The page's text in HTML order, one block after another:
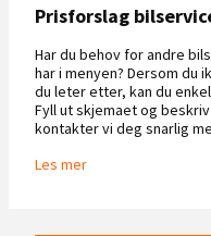
Prisforslag
Har du behov for andre
har i menyen? Dersom du
du leter etter, kan du
Fyll ut skjemaet og
kontakter vi deg snarlig
Les mer